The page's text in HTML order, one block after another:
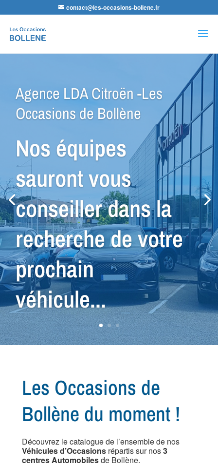
contact@les-occasions-bollene.fr
de
produits
Agence VSP Occasions -Les
Occasions de Bollène
Petit Budget ou
Spécial Utilitaire,
nous avons le
véhicule qu'il vous
faut !
Les Occasions de
Bollène du moment !
Découvrez le catalogue de l’ensemble de nos
Véhicules d’Occasionsrépartis sur nos3
centres Automobilesde Bollène.